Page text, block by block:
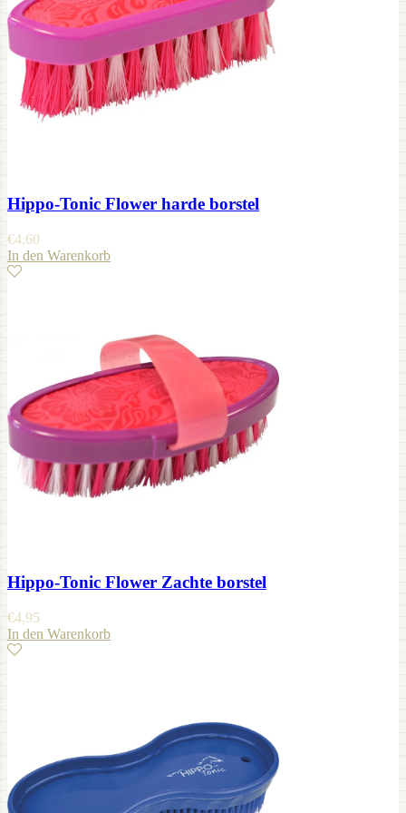
Hippo-Tonic Flower harde borstel
€4,60
In den Warenkorb
Hippo-Tonic Flower Zachte borstel
€4,95
In den Warenkorb